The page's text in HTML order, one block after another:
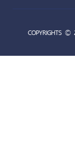
COPYRIGHTS ©